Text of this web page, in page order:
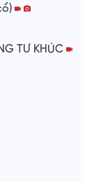
TƯ KHÚC